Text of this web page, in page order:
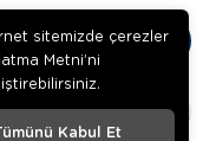
hakları saklıdır.
sitemizde çerezler
Metni’ni
Kabul Et